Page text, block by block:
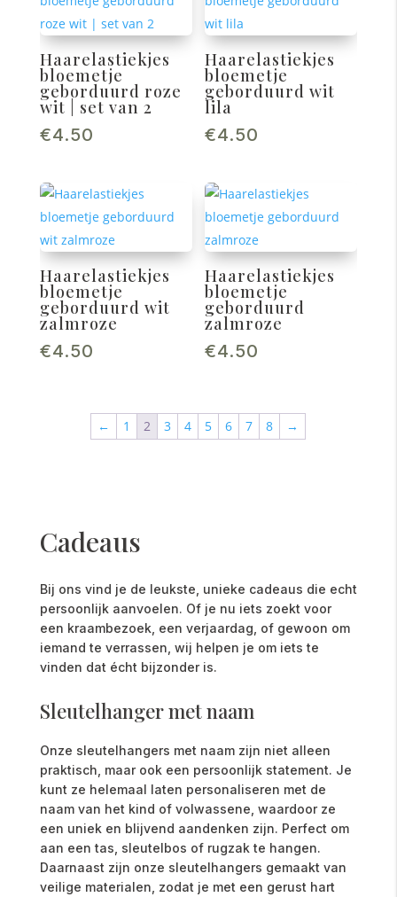
Haarelastiekjes
bloemetje
geborduurd roze
wit | set van 2
€4.50
Haarelastiekjes
bloemetje
geborduurd wit
lila
€4.50
Haarelastiekjes
bloemetje
geborduurd wit
zalmroze
€4.50
Haarelastiekjes
bloemetje
geborduurd
zalmroze
€4.50
← 1 2 3 4 5 6 7 8 →
Cadeaus
Bij ons vind je de leukste, unieke cadeaus die echt
persoonlijk aanvoelen. Of je nu iets zoekt voor
een kraambezoek, een verjaardag, of gewoon om
iemand te verrassen, wij helpen je om iets te
vinden dat écht bijzonder is.
Sleutelhangermetnaam
Onze sleutelhangers met naam zijn niet alleen
praktisch, maar ook een persoonlijk statement. Je
kunt ze helemaal laten personaliseren met de
naam van het kind of volwassene, waardoor ze
een uniek en blijvend aandenken zijn. Perfect om
aan een tas, sleutelbos of rugzak te hangen.
Daarnaast zijn onze sleutelhangers gemaakt van
veilige materialen, zodat je met een gerust hart